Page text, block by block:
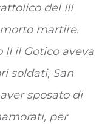
del III
martire.
II il Gotico aveva
soldati, San
sposato di
per